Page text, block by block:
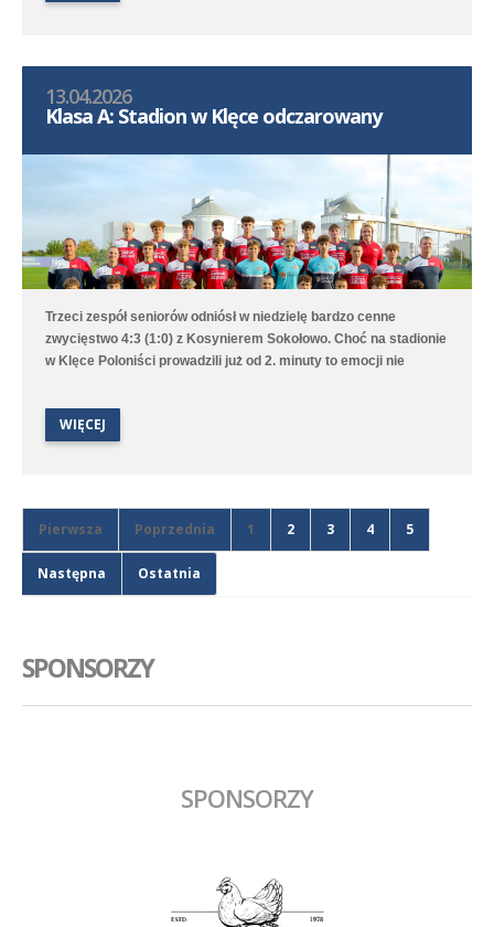
wzrosła aż w 76. minucie gola na 1:0 strzelił Marcel Kliszkowiak.
średzka drużyna zdobyła gola na wagę trzech punktów, a po
dobrym dośrodkowaniu Franciszka Błaszyka wynik ustalił
13.04.2026
Klasa A: Stadion w Klęce odczarowany
Trzeci zespół seniorów odniósł w niedzielę bardzo cenne
zwycięstwo 4:3 (1:0) z Kosynierem Sokołowo. Choć na stadionie
w Klęce Poloniści prowadzili już od 2. minuty to emocji nie
Oleksii Steblin oraz Mikołaj Szymański.
WIĘCEJ
Pierwsza Poprzednia 1 2 3 4 5
Następna Ostatnia
SPONSORZY
SPONSORZY